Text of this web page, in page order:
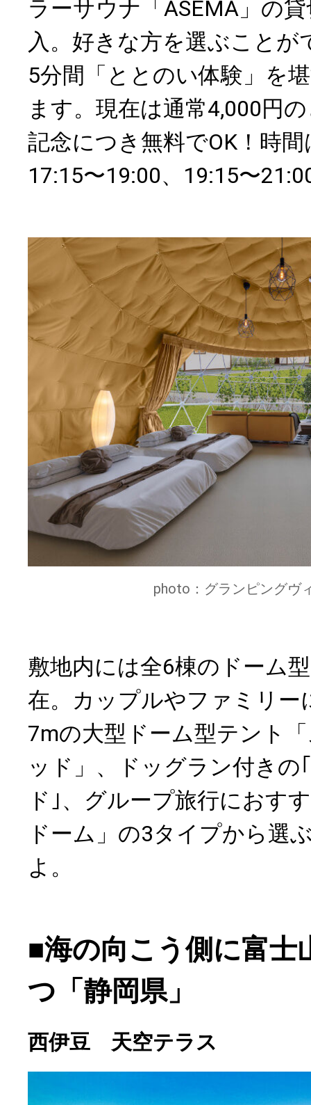
ラーサウナ「ASEMA」の
入。好きな方を選ぶことが
5分間「ととのい体験」を
ます。現在は通常4,000円
記念につき無料でOK！時
17:15〜19:00、19:15〜
photo：グランピングヴ
敷地内には全6棟のドーム
在。カップルやファミリー
7mの大型ドーム型テント
ッド」、ドッグラン付きの
ド｣、グループ旅行におす
ドーム」の3タイプから選
よ。
■海の向こう側に富士
つ「静岡県」
西伊豆 天空テラス